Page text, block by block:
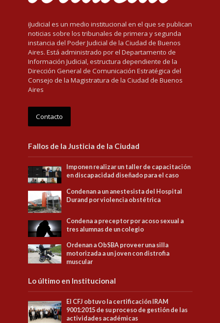
iJudicial es un medio institucional en el que se publican
noticias sobre los tribunales de primera y segunda
instancia del Poder Judicial de la Ciudad de Buenos
Aires. Está administrado por el Departamento de
Información Judicial, estructura dependiente de la
Dirección General de Comunicación Estratégica del
Consejo de la Magistratura de la Ciudad de Buenos
Aires
Contacto
Fallos de la Justicia de la Ciudad
Imponen realizar un taller de capacitación
en discapacidad diseñado para el caso
Condenan a un anestesista del Hospital
Durand por violencia obstétrica
Condena a preceptor por acoso sexual a
tres alumnas de un colegio
Ordenan a ObSBA proveer una silla
motorizada a un joven con distrofia
muscular
Lo último en Institucional
El CFJ obtuvo la certificación IRAM
9001:2015 de su proceso de gestión de las
actividades académicas